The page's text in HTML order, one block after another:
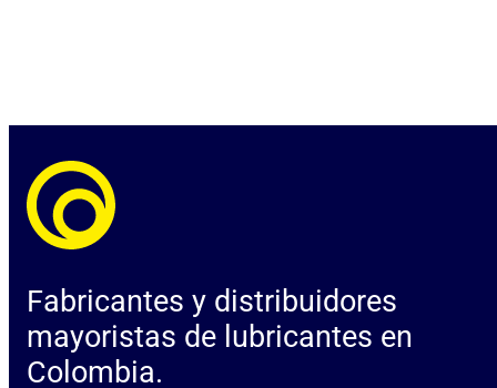
Fabricantes y distribuidores
mayoristas de lubricantes en
Colombia.